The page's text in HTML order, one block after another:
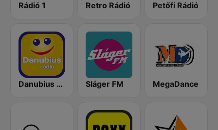
Rádió 1 Retro Rádió Petőfi Rádió
Danubius Rádió Sláger FM MegaDance